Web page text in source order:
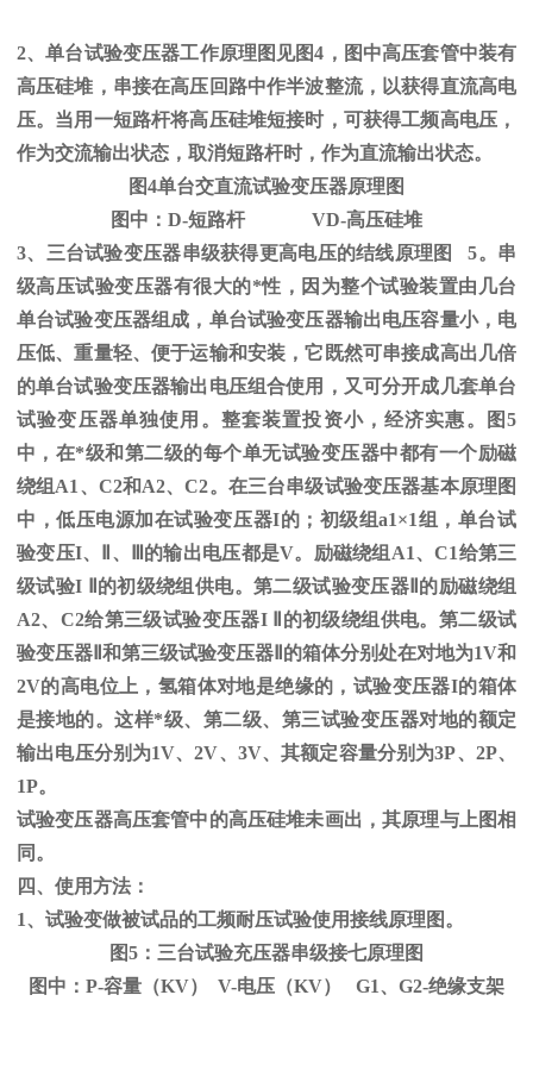
2、单台试验变压器工作原理图见图4 ，图中高压套管中装有
高压硅堆，串接在高压回路中作半波整流，以获得直流高电
压。当用一短路杆将高压硅堆短接时，可获得工频高电压，
作为交流输出状态，取消短路杆时，作为直流输出状态。
图4单台交直流试验变压器原理图
图中： D-短路杆 VD-高压硅堆
3、三台试验变压器串级获得更高电压的结线原理图5。串
级高压试验变压器有很大的*性，因为整个试验装置由几台
单台试验变压器组成，单台试验变压器输出电压容量小，电
压低、重量轻、便于运输和安装，它既然可串接成高出几倍
的单台试验变压器输出电压组合使用，又可分开成几套单台
试验变压器单独使用。整套装置投资小，经济实惠。图 5
中，在*级和第二级的每个单无试验变压器中都有一个励磁
绕组 A1 、 C2和A2、C2。在三台串级试验变压器基本原理图
中，低压电源加在试验变压器I的；初级组a1×1组，单台试
验变压I、 、 的输出电压都是V。励磁绕组 A1、C1给第三
级试验I
Ⅱ的初级绕组供电。第二级试验变压器Ⅱ的励磁绕组
A2、C2给第三级试验变压器I Ⅱ的初级绕组供电。第二级试
验变压器Ⅱ和第三级试验变压器Ⅱ的箱体分别处在对地为1V和
2V的高电位上，氢箱体对地是绝缘的，试验变压器I的箱体
是接地的。这样*级、第二级、第三试验变压器对地的额定
输出电压分别为1V、2V、3V、其额定容量分别为3P、2P、
1P。
试验变压器高压套管中的高压硅堆未画出，其原理与上图相
同。
四、使用方法：
1、试验变做被试品的工频耐压试验使用接线原理图。
图5：三台试验充压器串级接七原理图
图中：P-容量（KV） V-电压（KV） G1、G2-绝缘支架